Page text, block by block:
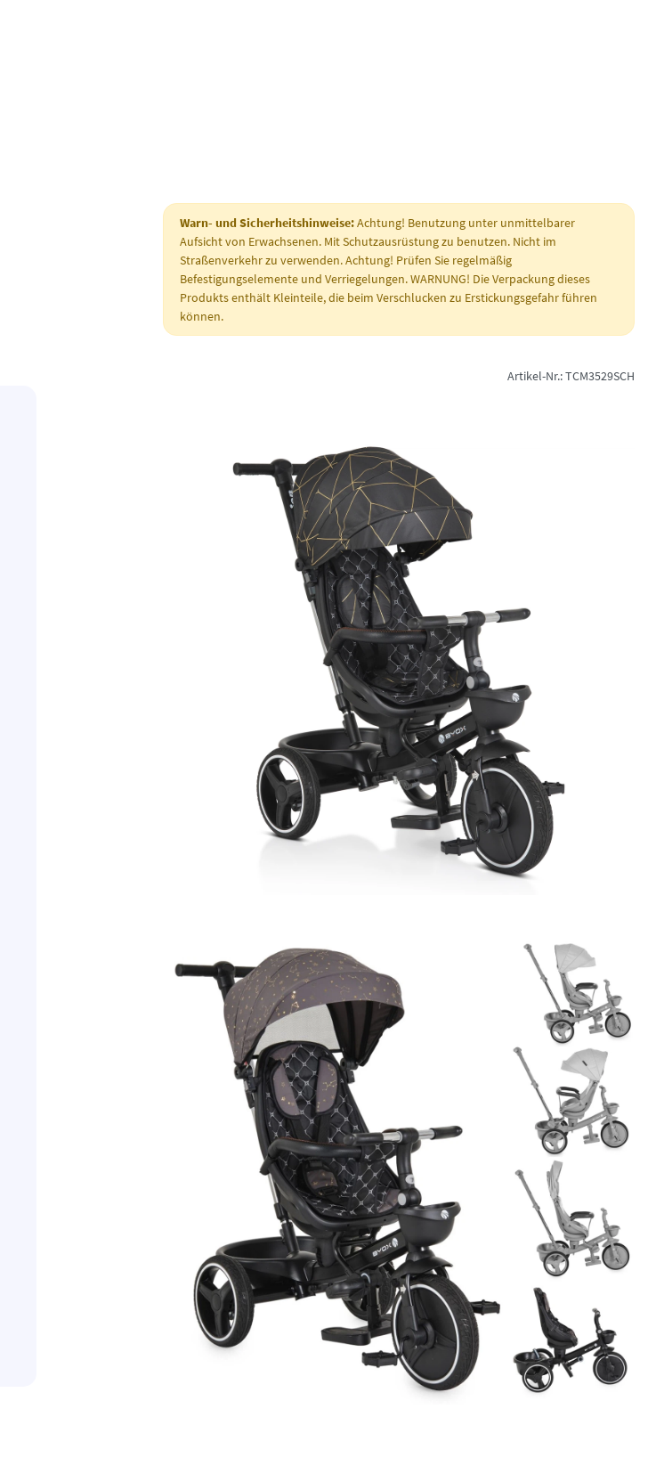
Warn- und Sicherheitshinweise:Achtung! Benutzung unter unmittelbarer
Aufsicht von Erwachsenen. Mit Schutzausrüstung zu benutzen. Nicht im
Straßenverkehr zu verwenden. Achtung! Prüfen Sie regelmäßig
Befestigungselemente und Verriegelungen. WARNUNG! Die Verpackung dieses
Produkts enthält Kleinteile, die beim Verschlucken zu Erstickungsgefahr führen
können.
Artikel-Nr.: TCM3529SCH